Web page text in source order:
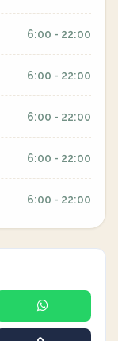
6:00 - 22:00
6:00 - 22:00
6:00 - 22:00
6:00 - 22:00
6:00 - 22:00